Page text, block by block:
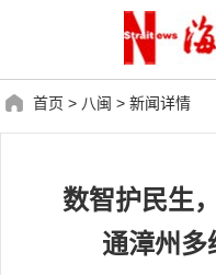
首页 > 八闽 > 新闻详情
数智护民生
通漳州多